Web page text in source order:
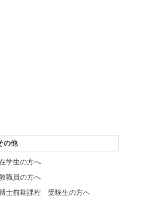
の他
学生の方へ
職員の方へ
士前期課程 受験生の方へ